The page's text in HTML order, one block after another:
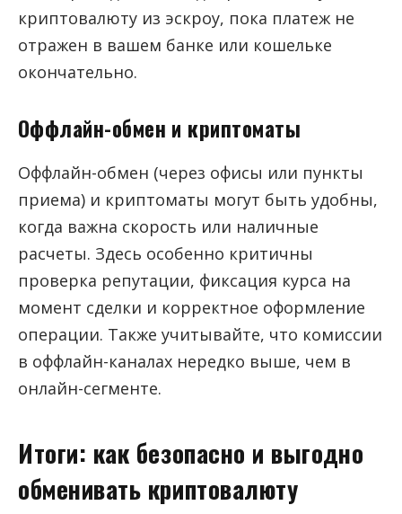
криптовалюту из эскроу, пока платеж не
отражен в вашем банке или кошельке
окончательно.
Оффлайн-обмен и криптоматы
Оффлайн-обмен (через офисы или пункты
приема) и криптоматы могут быть удобны,
когда важна скорость или наличные
расчеты. Здесь особенно критичны
проверка репутации, фиксация курса на
момент сделки и корректное оформление
операции. Также учитывайте, что комиссии
в оффлайн-каналах нередко выше, чем в
онлайн-сегменте.
Итоги: как безопасно и выгодно
обменивать криптовалюту